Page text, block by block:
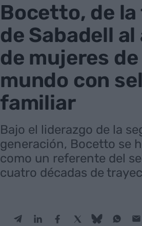
Bocetto, de
de Sabadell
de mujeres
mundo con
familiar
Bajo el liderazgo de la
generación, Bocetto se
como un referente del
cuatro décadas de